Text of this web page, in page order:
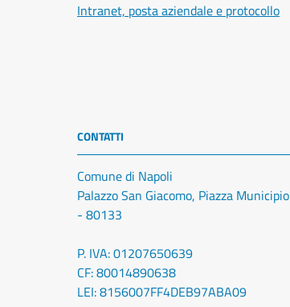
Intranet, posta aziendale e protocollo
CONTATTI
Comune di Napoli
Palazzo San Giacomo, Piazza Municipio
- 80133
P. IVA: 01207650639
CF: 80014890638
LEI: 8156007FF4DEB97ABA09